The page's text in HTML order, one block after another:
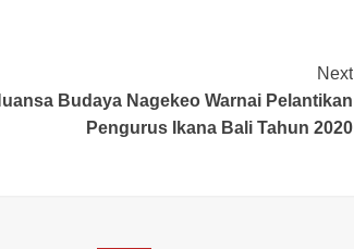
Next
Budaya Nagekeo Warnai Pelantikan
Pengurus Ikana Bali Tahun 2020